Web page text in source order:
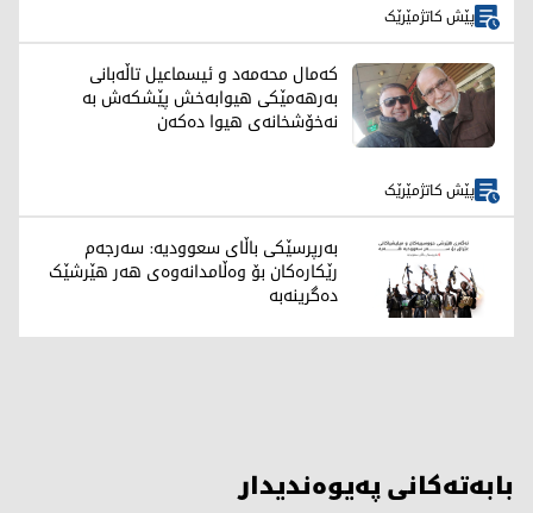
پێش کاتژمێرێک
کەمال محەمەد و ئیسماعیل تاڵەبانی
بەرهەمێکی هیوابەخش پێشکەش بە
نەخۆشخانەی هیوا دەکەن
پێش کاتژمێرێک
بەرپرسێکی باڵای سعوودیە: سەرجەم
رێکارەکان بۆ وەڵامدانەوەی هەر هێرشێک
دەگرینەبە
بابەتەکانی پەیوەندیدار